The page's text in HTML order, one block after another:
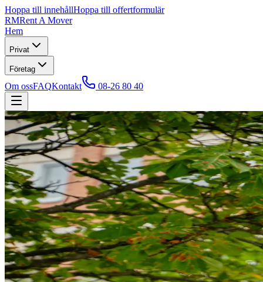
Hoppa till innehållHoppa till offertformulär
RMRent A Mover
Hem
Privat
Företag
Om ossFAQKontakt 08-26 80 40